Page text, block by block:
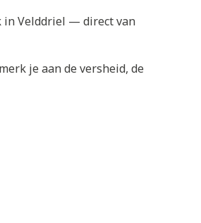
in Velddriel — direct van
je aan de versheid, de